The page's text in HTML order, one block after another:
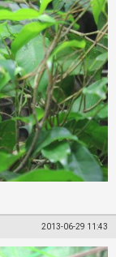
2013-06-29 11:43